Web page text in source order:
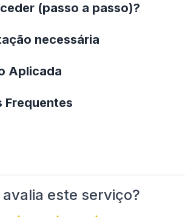
(passo a passo)?
necessária
Aplicada
Frequentes
este serviço?